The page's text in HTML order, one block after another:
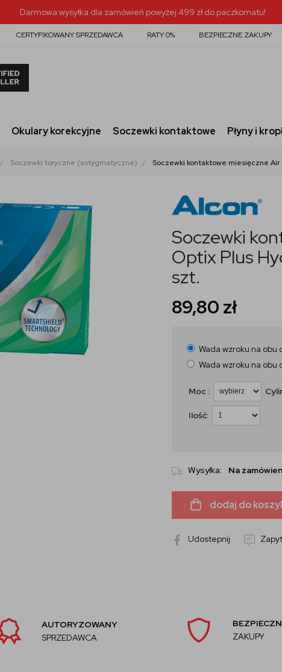
Darmowa wysyłka dla zamówień powyżej 499 zł do paczkomatu!
CERTYFIKOWANY SPRZEDAWCA RATY 0% BEZPIECZNE ZAKUPY
Okulary korekcyjne Soczewki kontaktowe Płyny i
Soczewki toryczne (astygmatyczne) Soczewki kontaktowe miesięczne
Soczewki
Optix Plus
szt.
89,80 zł
Wada wzroku na obu
Wada wzroku na obu
Moc :
Ilość:
Wysyłka: Na
dodaj do
Udostepnij
AUTORYZOWANY
SPRZEDAWCA
ZAKUPY